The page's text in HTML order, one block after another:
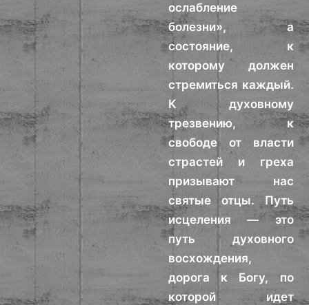
ослабление
болезни», а
состояние, к
которому должен
стремиться каждый.
К духовному
трезвению, к
свободе от власти
страстей и греха
призывают нас
святые отцы. Путь
исцеления — это
путь духовного
восхождения,
дорога к Богу, по
которой идет